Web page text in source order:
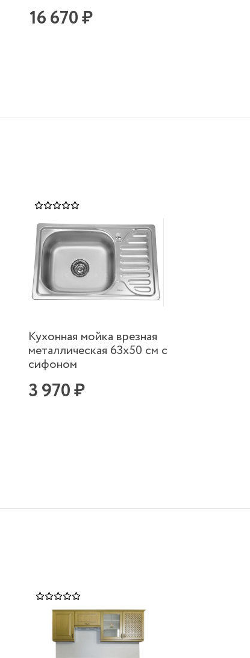
16 670 ₽
Кухонная мойка врезная
металлическая 63х50 см с
сифоном
3 970 ₽